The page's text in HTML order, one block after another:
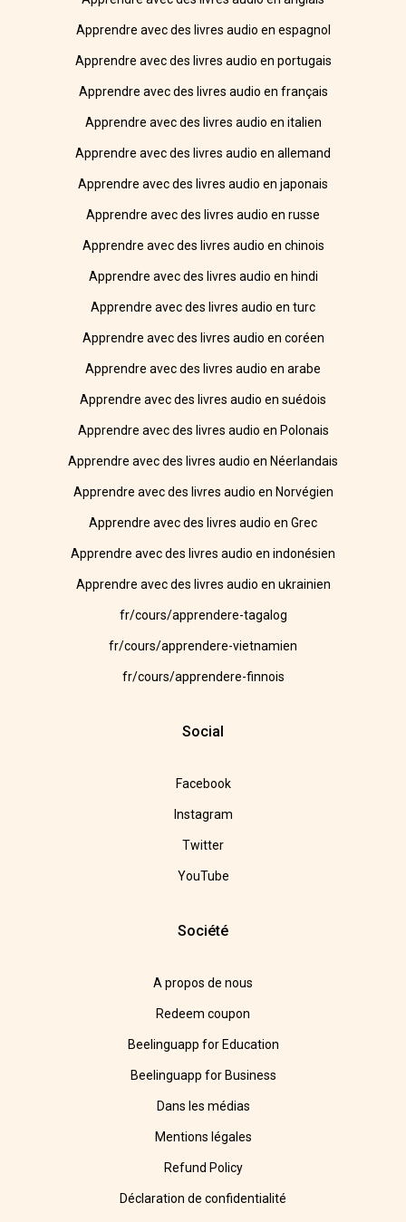
Apprendre avec des livres audio en espagnol
Apprendre avec des livres audio en portugais
Apprendre avec des livres audio en français
Apprendre avec des livres audio en italien
Apprendre avec des livres audio en allemand
Apprendre avec des livres audio en japonais
Apprendre avec des livres audio en russe
Apprendre avec des livres audio en chinois
Apprendre avec des livres audio en hindi
Apprendre avec des livres audio en turc
Apprendre avec des livres audio en coréen
Apprendre avec des livres audio en arabe
Apprendre avec des livres audio en suédois
Apprendre avec des livres audio en Polonais
Apprendre avec des livres audio en Néerlandais
Apprendre avec des livres audio en Norvégien
Apprendre avec des livres audio en Grec
Apprendre avec des livres audio en indonésien
Apprendre avec des livres audio en ukrainien
fr/cours/apprendere-tagalog
fr/cours/apprendere-vietnamien
fr/cours/apprendere-finnois
Social
Facebook
Instagram
Twitter
YouTube
Société
A propos de nous
Redeem coupon
Beelinguapp for Education
Beelinguapp for Business
Dans les médias
Mentions légales
Refund Policy
Déclaration de confidentialité